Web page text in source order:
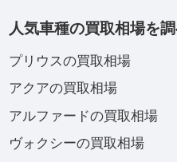
人気車種の買取相場を
プリウスの買取相場
アクアの買取相場
アルファードの買取相場
ヴォクシーの買取相場